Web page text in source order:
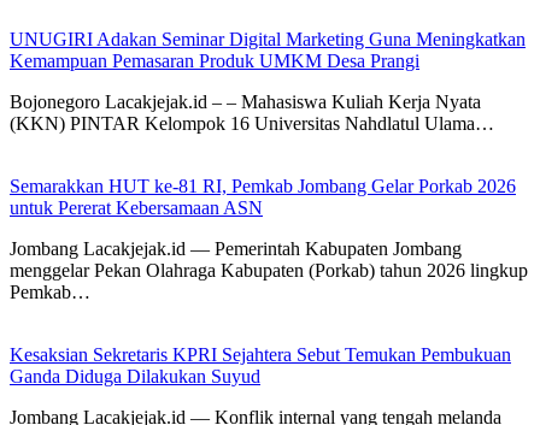
UNUGIRI Adakan Seminar Digital Marketing Guna Meningkatkan
Kemampuan Pemasaran Produk UMKM Desa Prangi
Bojonegoro Lacakjejak.id – – Mahasiswa Kuliah Kerja Nyata
(KKN) PINTAR Kelompok 16 Universitas Nahdlatul Ulama…
Semarakkan HUT ke-81 RI, Pemkab Jombang Gelar Porkab 2026
untuk Pererat Kebersamaan ASN
Jombang Lacakjejak.id — Pemerintah Kabupaten Jombang
menggelar Pekan Olahraga Kabupaten (Porkab) tahun 2026 lingkup
Pemkab…
Kesaksian Sekretaris KPRI Sejahtera Sebut Temukan Pembukuan
Ganda Diduga Dilakukan Suyud
Jombang Lacakjejak.id — Konflik internal yang tengah melanda